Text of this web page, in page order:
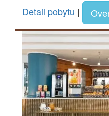
Detail pobytu |